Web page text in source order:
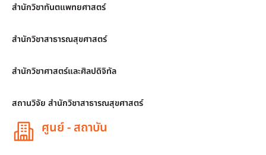
สำนักวิชาทันตแพทยศาสตร์
สำนักวิชาสาธารณสุขศาสตร์
สำนักวิชาศาสตร์และศิลปดิจิทัล
สถานวิจัย สำนักวิชาสาธารณสุขศาสตร์
ศูนย์ - สถาบัน